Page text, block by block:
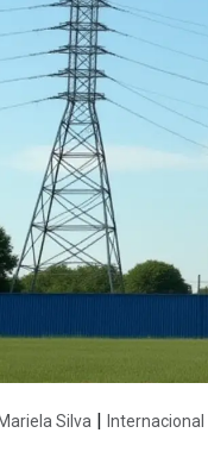
Silva | Internacional